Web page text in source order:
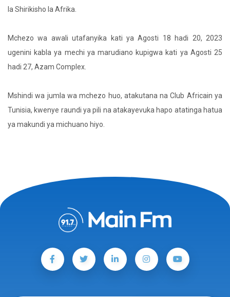
la Shirikisho la Afrika.
Mchezo wa awali utafanyika kati ya Agosti 18 hadi 20, 2023
ugenini kabla ya mechi ya marudiano kupigwa kati ya Agosti 25
hadi 27, Azam Complex.
Mshindi wa jumla wa mchezo huo, atakutana na Club Africain ya
Tunisia, kwenye raundi ya pili na atakayevuka hapo atatinga hatua
ya makundi ya michuano hiyo.